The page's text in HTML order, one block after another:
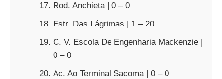
Rod. Anchieta | 0 – 0
Estr. Das Lágrimas | 1 – 20
C. V. Escola De Engenharia Mackenzie |
0 – 0
Ac. Ao Terminal Sacoma | 0 – 0